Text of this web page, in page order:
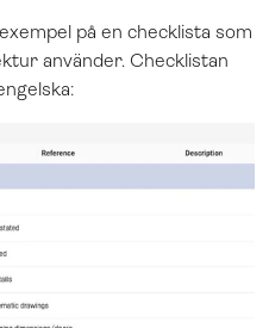
på en checklista som
använder. Checklistan